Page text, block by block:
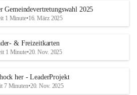
Gemeindevertretungswahl 2025
1 Minute•16. März 2025
& Freizeitkarten
1 Minute•20. Nov. 2025
her - LeaderProjekt
7 Minuten•20. Nov. 2025